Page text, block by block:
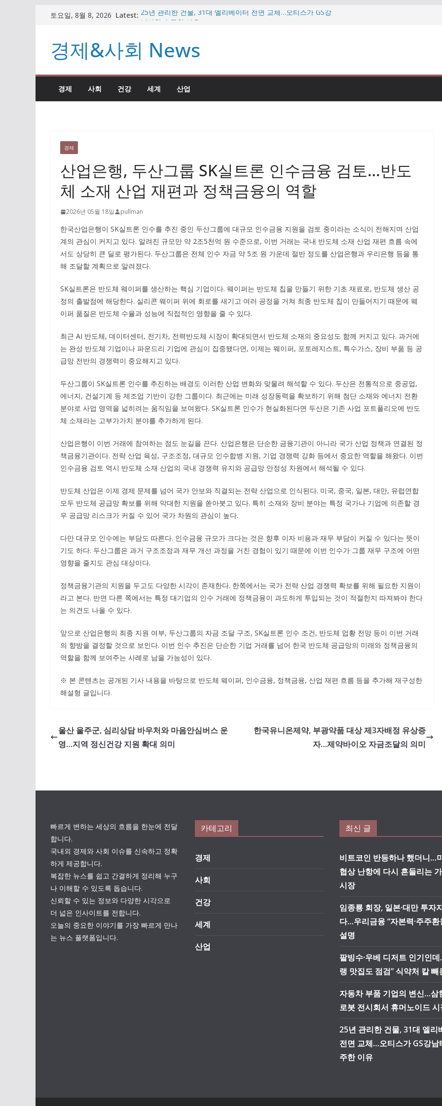
토요일, 8월 8, 2026 Latest: 25년 관리한 건물, 31대 엘리베이터 전면 교체…오티스가 GS강
가상자산 시장
임종룡 회장, 일본·대만 투자자 만난다…우리금융 “자본력·주주환
팥빙수·우베 디저트 인기인데…”미슐랭 맛집도 점검” 식약처 칼
빼든 이유
자동차 부품 기업의 변신…삼현, 북미 로봇 전시회서 휴머노이드
시장 공략
경제&사회 News
경제 사회 건강 세계 산업
경제
산업은행, 두산그룹 SK실트론 인수금융 검토…반도
체 소재 산업 재편과 정책금융의 역할
2026년 05월 18일 pullman
한국산업은행이 SK실트론 인수를 추진 중인 두산그룹에 대규모 인수금융 지원을 검토 중이라는 소식이 전해지며 산업
계의 관심이 커지고 있다. 알려진 규모만 약 2조5천억 원 수준으로, 이번 거래는 국내 반도체 소재 산업 재편 흐름 속에
서도 상당히 큰 딜로 평가된다. 두산그룹은 전체 인수 자금 약 5조 원 가운데 절반 정도를 산업은행과 우리은행 등을 통
해 조달할 계획으로 알려졌다.
SK실트론은 반도체 웨이퍼를 생산하는 핵심 기업이다. 웨이퍼는 반도체 칩을 만들기 위한 기초 재료로, 반도체 생산 공
정의 출발점에 해당한다. 실리콘 웨이퍼 위에 회로를 새기고 여러 공정을 거쳐 최종 반도체 칩이 만들어지기 때문에 웨
이퍼 품질은 반도체 수율과 성능에 직접적인 영향을 줄 수 있다.
최근 AI 반도체, 데이터센터, 전기차, 전력반도체 시장이 확대되면서 반도체 소재의 중요성도 함께 커지고 있다. 과거에
는 완성 반도체 기업이나 파운드리 기업에 관심이 집중됐다면, 이제는 웨이퍼, 포토레지스트, 특수가스, 장비 부품 등 공
급망 전반의 경쟁력이 중요해지고 있다.
두산그룹이 SK실트론 인수를 추진하는 배경도 이러한 산업 변화와 맞물려 해석할 수 있다. 두산은 전통적으로 중공업,
에너지, 건설기계 등 제조업 기반이 강한 그룹이다. 최근에는 미래 성장동력을 확보하기 위해 첨단 소재와 에너지 전환
분야로 사업 영역을 넓히려는 움직임을 보여왔다. SK실트론 인수가 현실화된다면 두산은 기존 사업 포트폴리오에 반도
체 소재라는 고부가가치 분야를 추가하게 된다.
산업은행이 이번 거래에 참여하는 점도 눈길을 끈다. 산업은행은 단순한 금융기관이 아니라 국가 산업 정책과 연결된 정
책금융기관이다. 전략 산업 육성, 구조조정, 대규모 인수합병 지원, 기업 경쟁력 강화 등에서 중요한 역할을 해왔다. 이번
인수금융 검토 역시 반도체 소재 산업의 국내 경쟁력 유지와 공급망 안정성 차원에서 해석될 수 있다.
반도체 산업은 이제 경제 문제를 넘어 국가 안보와 직결되는 전략 산업으로 인식된다. 미국, 중국, 일본, 대만, 유럽연합
모두 반도체 공급망 확보를 위해 막대한 지원을 쏟아붓고 있다. 특히 소재와 장비 분야는 특정 국가나 기업에 의존할 경
우 공급망 리스크가 커질 수 있어 국가 차원의 관심이 높다.
다만 대규모 인수에는 부담도 따른다. 인수금융 규모가 크다는 것은 향후 이자 비용과 재무 부담이 커질 수 있다는 뜻이
기도 하다. 두산그룹은 과거 구조조정과 재무 개선 과정을 거친 경험이 있기 때문에 이번 인수가 그룹 재무 구조에 어떤
영향을 줄지도 관심 대상이다.
정책금융기관의 지원을 두고도 다양한 시각이 존재한다. 한쪽에서는 국가 전략 산업 경쟁력 확보를 위해 필요한 지원이
라고 본다. 반면 다른 쪽에서는 특정 대기업의 인수 거래에 정책금융이 과도하게 투입되는 것이 적절한지 따져봐야 한다
는 의견도 나올 수 있다.
앞으로 산업은행의 최종 지원 여부, 두산그룹의 자금 조달 구조, SK실트론 인수 조건, 반도체 업황 전망 등이 이번 거래
의 향방을 결정할 것으로 보인다. 이번 인수 추진은 단순한 기업 거래를 넘어 한국 반도체 공급망의 미래와 정책금융의
역할을 함께 보여주는 사례로 남을 가능성이 있다.
※ 본 콘텐츠는 공개된 기사 내용을 바탕으로 반도체 웨이퍼, 인수금융, 정책금융, 산업 재편 흐름 등을 추가해 재구성한
해설형 글입니다.
울산 울주군, 심리상담 바우처와 마음안심버스 운
영…지역 정신건강 지원 확대 의미
한국유니온제약, 부광약품 대상 제3자배정 유상증
자…제약바이오 자금조달의 의미
빠르게 변하는 세상의 흐름을 한눈에 전달
합니다.
국내외 경제와 사회 이슈를 신속하고 정확
하게 제공합니다.
복잡한 뉴스를 쉽고 간결하게 정리해 누구
나 이해할 수 있도록 돕습니다.
신뢰할 수 있는 정보와 다양한 시각으로
더 넓은 인사이트를 전합니다.
오늘의 중요한 이야기를 가장 빠르게 만나
는 뉴스 플랫폼입니다.
카테고리
경제
사회
건강
세계
산업
최신 글
비트코인 반등하나 했더니…
협상 난항에 다시 흔들리는
시장
임종룡 회장, 일본·대만 투자
다…우리금융 “자본력·주주환
설명
팥빙수·우베 디저트 인기인
랭 맛집도 점검” 식약처 칼 빼
자동차 부품 기업의 변신…삼
로봇 전시회서 휴머노이드
25년 관리한 건물, 31대 엘리
전면 교체…오티스가 GS강남
주한 이유